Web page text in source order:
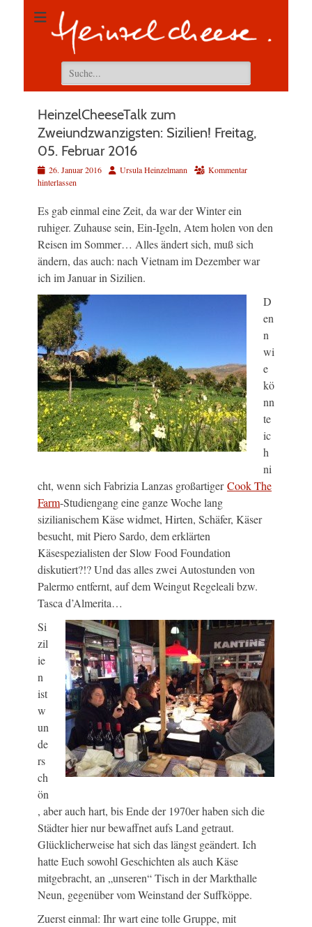
Suchen
nach:
HeinzelCheeseTalk zum
Zweiundzwanzigsten: Sizilien! Freitag,
05. Februar 2016
Veröffentlicht
am
26. Januar 2016 AutorUrsula Heinzelmann
Kommentar
hinterlassen
Es gab einmal eine Zeit, da war der Winter ein
ruhiger. Zuhause sein, Ein-Igeln, Atem holen von den
Reisen im Sommer… Alles ändert sich, muß sich
ändern, das auch: nach Vietnam im Dezember war
ich im Januar in Sizilien.
D
en
n
wi
e
kö
nn
te
ic
h
ni
cht, wenn sich Fabrizia Lanzas großartigerCook The
Farm-Studiengang eine ganze Woche lang
sizilianischem Käse widmet, Hirten, Schäfer, Käser
besucht, mit Piero Sardo, dem erklärten
Käsespezialisten der Slow Food Foundation
diskutiert?!? Und das alles zwei Autostunden von
Palermo entfernt, auf dem Weingut Regeleali bzw.
Tasca d’Almerita…
Si
zil
ie
n
ist
w
un
de
rs
ch
ön
, aber auch hart, bis Ende der 1970er haben sich die
Städter hier nur bewaffnet aufs Land getraut.
Glücklicherweise hat sich das längst geändert. Ich
hatte Euch sowohl Geschichten als auch Käse
mitgebracht, an „unseren“ Tisch in der Markthalle
Neun, gegenüber vom Weinstand der Suffköppe.
Zuerst einmal: Ihr wart eine tolle Gruppe, mit